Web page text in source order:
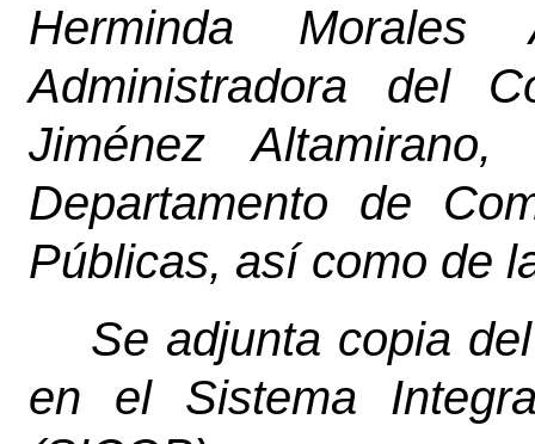
Herminda
Administradora del
Jiménez
Departamento de
Públicas, así como de
Se adjunta copia
en el Sistema